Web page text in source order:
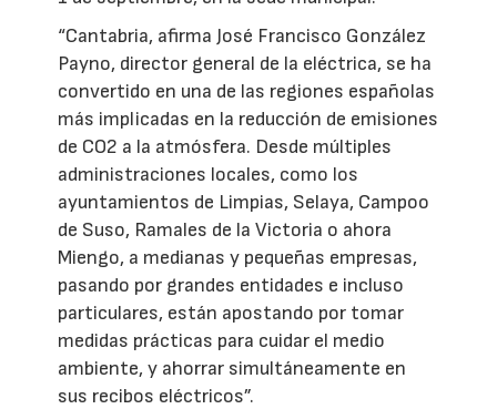
“Cantabria, afirma José Francisco González
Payno, director general de la eléctrica, se ha
convertido en una de las regiones españolas
más implicadas en la reducción de emisiones
de CO2 a la atmósfera. Desde múltiples
administraciones locales, como los
ayuntamientos de Limpias, Selaya, Campoo
de Suso, Ramales de la Victoria o ahora
Miengo, a medianas y pequeñas empresas,
pasando por grandes entidades e incluso
particulares, están apostando por tomar
medidas prácticas para cuidar el medio
ambiente, y ahorrar simultáneamente en
sus recibos eléctricos”.